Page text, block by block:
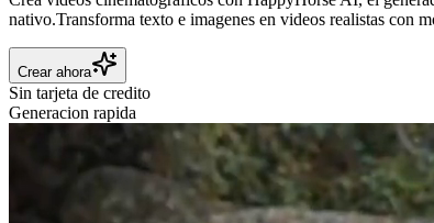
nativo.Transforma texto e imagenes en videos realistas con
Crear ahora
Sin tarjeta de credito
Generacion rapida